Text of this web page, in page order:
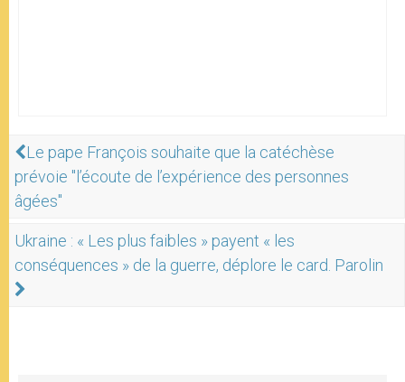
Le pape François souhaite que la catéchèse
prévoie "l’écoute de l’expérience des personnes
âgées"
Ukraine : « Les plus faibles » payent « les
conséquences » de la guerre, déplore le card. Parolin